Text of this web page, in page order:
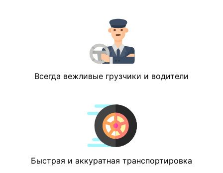
Всегда вежливые грузчики и водители
Быстрая и аккуратная транспортировка